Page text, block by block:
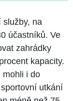
na
účastníků. Ve
zahrádky
kapacity.
mohli i do
utkání